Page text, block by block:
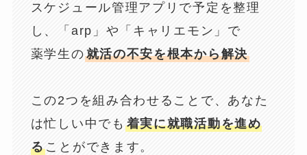
スケジュール管理アプリで予定を整理
し、「arp」や「キャリエモン」で
薬学生の就活の不安を根本から解決
この2つを組み合わせることで、あなた
は忙しい中でも 着実に就職活動を進め
ることができます。